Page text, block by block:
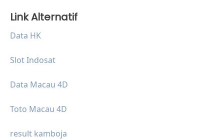
Link Alternatif
Data HK
Slot Indosat
Data Macau 4D
Toto Macau 4D
result kamboja